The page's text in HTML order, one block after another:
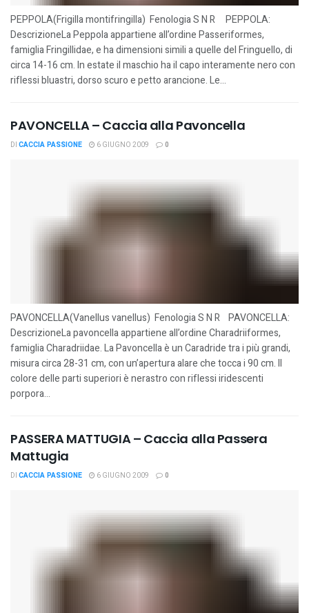
PEPPOLA(Frigilla montifringilla) Fenologia S N R PEPPOLA:
DescrizioneLa Peppola appartiene all’ordine Passeriformes,
famiglia Fringillidae, e ha dimensioni simili a quelle del Fringuello, di
circa 14-16 cm. In estate il maschio ha il capo interamente nero con
riflessi bluastri, dorso scuro e petto arancione. Le...
PAVONCELLA – Caccia alla Pavoncella
DI CACCIA PASSIONE 6 GIUGNO 2009 0
PAVONCELLA(Vanellus vanellus) Fenologia S N R PAVONCELLA:
DescrizioneLa pavoncella appartiene all’ordine Charadriiformes,
famiglia Charadriidae. La Pavoncella è un Caradride tra i più grandi,
misura circa 28-31 cm, con un’apertura alare che tocca i 90 cm. Il
colore delle parti superiori è nerastro con riflessi iridescenti
porpora...
PASSERA MATTUGIA – Caccia alla Passera
Mattugia
DI CACCIA PASSIONE 6 GIUGNO 2009 0